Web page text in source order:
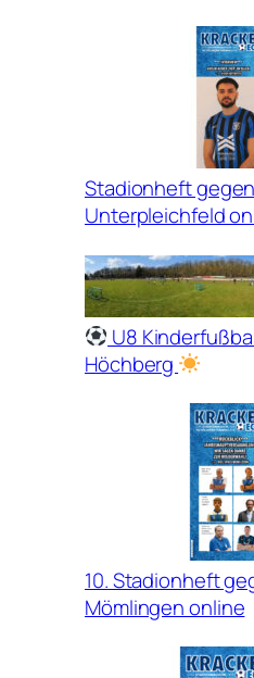
Stadionheft
Unterpleichfeld
U8
Höchberg
10. Stadionheft
Mömlingen online